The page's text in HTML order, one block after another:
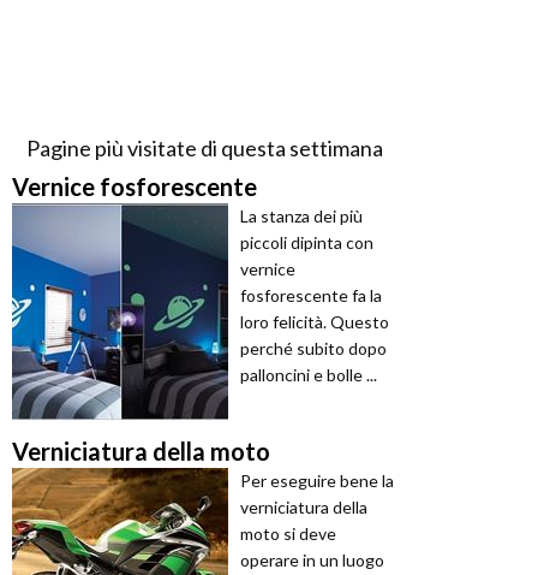
Pagine più visitate di questa settimana
Vernice fosforescente
La stanza dei più
piccoli dipinta con
vernice
fosforescente fa la
loro felicità. Questo
perché subito dopo
palloncini e bolle ...
Verniciatura della moto
Per eseguire bene la
verniciatura della
moto si deve
operare in un luogo